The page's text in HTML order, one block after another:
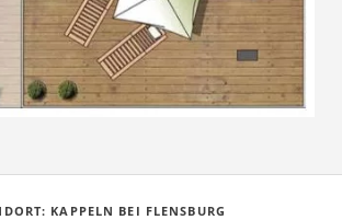
KAPPELN BEI FLENSBURG